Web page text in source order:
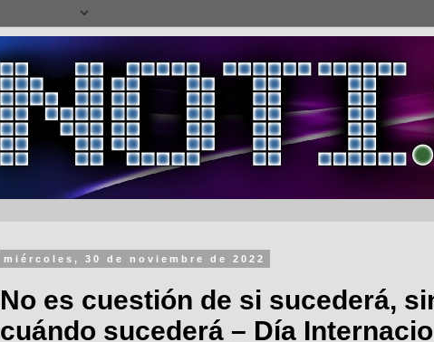
miércoles, 30 de noviembre de 2022
No es cuestión de si sucederá,
cuándo sucederá – Día